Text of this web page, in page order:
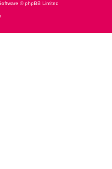
© phpBB Limited